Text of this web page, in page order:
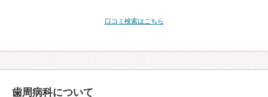
口コミ検索はこちら
歯周病科について